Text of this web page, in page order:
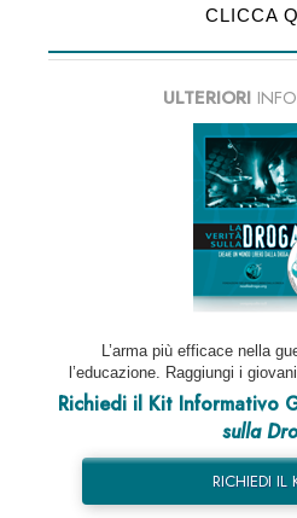
CLICCA
ULTERIORI
L’arma più efficace nella
l’educazione. Raggiungi i
Richiedi il Kit Informativo
sulla
RICHIEDI IL